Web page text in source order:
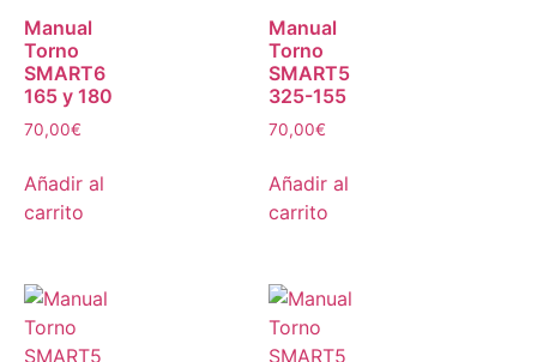
Manual
Torno
SMART6
165 y 180
70,00€
Añadir al
carrito
Manual
Torno
SMART5
325-155
70,00€
Añadir al
carrito